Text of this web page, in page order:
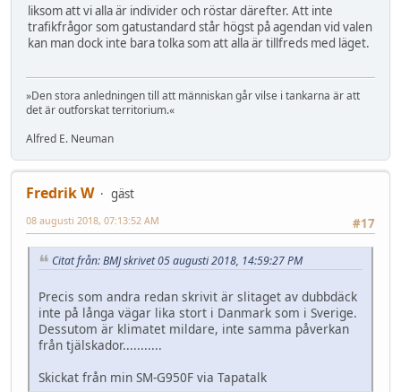
liksom att vi alla är individer och röstar därefter. Att inte
trafikfrågor som gatustandard står högst på agendan vid valen
kan man dock inte bara tolka som att alla är tillfreds med läget.
»Den stora anledningen till att människan går vilse i tankarna är att
det är outforskat territorium.«
Alfred E. Neuman
Fredrik W
gäst
#17
08 augusti 2018, 07:13:52 AM
Citat från: BMJ skrivet 05 augusti 2018, 14:59:27 PM
Precis som andra redan skrivit är slitaget av dubbdäck
inte på långa vägar lika stort i Danmark som i Sverige.
Dessutom är klimatet mildare, inte samma påverkan
från tjälskador...........
Skickat från min SM-G950F via Tapatalk